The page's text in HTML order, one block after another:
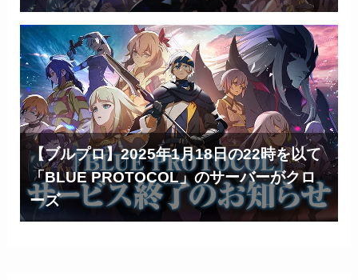
【ブルプロ】2025年1月18日の22時を以て
「BLUE PROTOCOL」のサーバーがクロ
ーズ